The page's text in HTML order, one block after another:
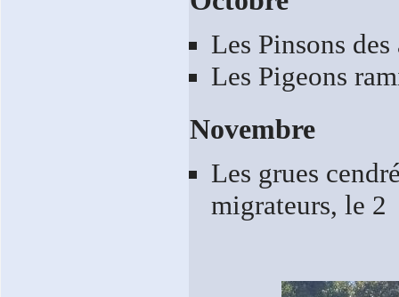
Les Pinsons
Les Pigeons
Novembre
Les grues
migrateurs, le 2